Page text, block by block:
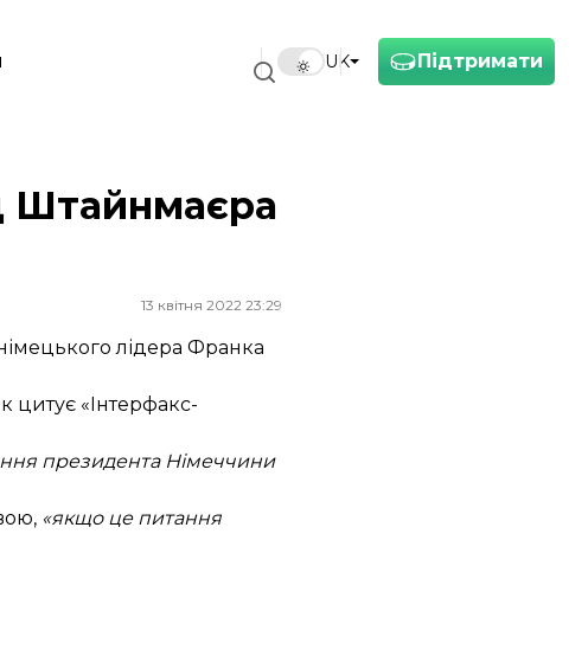
Підтримати
UK
Штайнмаєра
13 квітня 2022 23:29
лідера Франка
цитує «Інтерфакс-
президента Німеччини
«якщо це питання